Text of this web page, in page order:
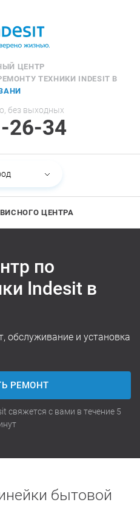
ЦЕНТР
ТЕХНИКИ INDESIT В
без выходных
26-34
ЦЕНТРА
по
Indesit в
обслуживание и установка
РЕМОНТ
свяжется с вами в течение 5
бытовой